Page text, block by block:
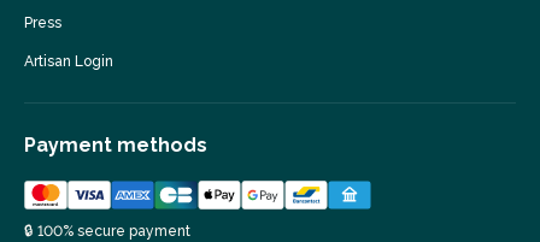
Press
Artisan Login
Payment methods
🔒 100% secure payment